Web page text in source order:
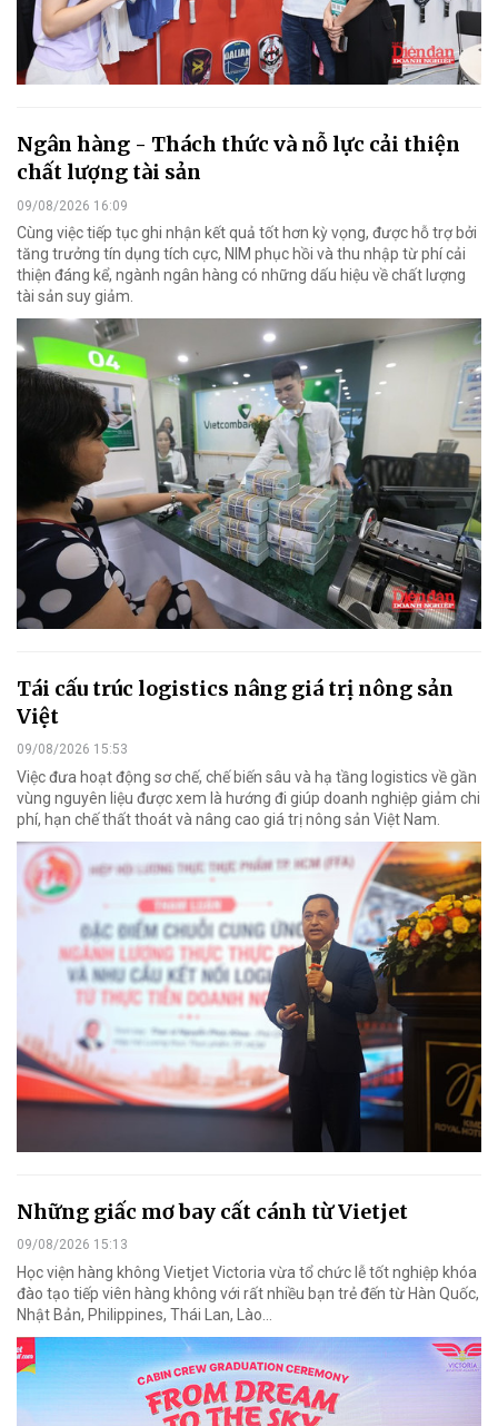
Ngân hàng - Thách thức và nỗ lực cải thiện
chất lượng tài sản
09/08/2026 16:09
Cùng việc tiếp tục ghi nhận kết quả tốt hơn kỳ vọng, được hỗ trợ bởi
tăng trưởng tín dụng tích cực, NIM phục hồi và thu nhập từ phí cải
thiện đáng kể, ngành ngân hàng có những dấu hiệu về chất lượng
tài sản suy giảm.
Tái cấu trúc logistics nâng giá trị nông sản
Việt
09/08/2026 15:53
Việc đưa hoạt động sơ chế, chế biến sâu và hạ tầng logistics về gần
vùng nguyên liệu được xem là hướng đi giúp doanh nghiệp giảm chi
phí, hạn chế thất thoát và nâng cao giá trị nông sản Việt Nam.
Những giấc mơ bay cất cánh từ Vietjet
09/08/2026 15:13
Học viện hàng không Vietjet Victoria vừa tổ chức lễ tốt nghiệp khóa
đào tạo tiếp viên hàng không với rất nhiều bạn trẻ đến từ Hàn Quốc,
Nhật Bản, Philippines, Thái Lan, Lào…